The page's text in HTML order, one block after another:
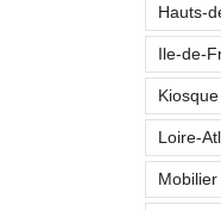
Hauts-
Ile-de-
Kiosque
Loire-